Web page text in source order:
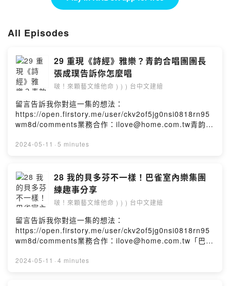
All Episodes
29 重現《詩經》雅樂？青韵合唱團團長
張成璞告訴你怎麼唱
啵！來顆藝文維他命 ) ) ) 台中文建繪
留言告訴我你對這一集的想法：
https://open.firstory.me/user/ckv2of5jg0nsi0818rn95
wm8d/comments業務合作：ilove@home.com.tw青韵合
樂會，上半場為六首混聲合唱新作，由任真慧、林京美、
題，進行創作。其中，最特別的是吳多才用人聲打造效果
出奇的合唱，與古代雅歌相仿，相當迷人。下半場則演唱
過往委託創作作品，如2021年發表的《大風歌》。閱讀本
文｜東西樂音初夏飄揚歌劇院 還有精彩京劇《長坂坡》
《巧縣官》Powered by Firstory Hosting
2024-05-11 · 5 minutes
28 我的貝多芬不一樣！巴雀室內樂集團
練趣事分享
啵！來顆藝文維他命 ) ) ) 台中文建繪
留言告訴我你對這一集的想法：
https://open.firstory.me/user/ckv2of5jg0nsi0818rn95
wm8d/comments業務合作：ilove@home.com.tw「巴
琴）之意，2013年，從德國漢諾威音樂院獲得中提琴演奏
2024-05-11 · 4 minutes